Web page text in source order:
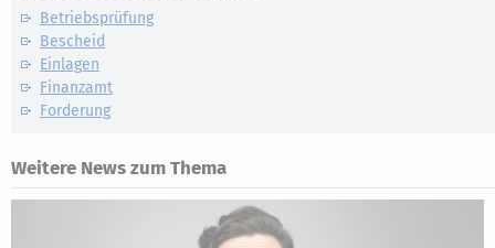
Betriebsprüfung
Bescheid
Einlagen
Finanzamt
Forderung
Weitere News zum Thema